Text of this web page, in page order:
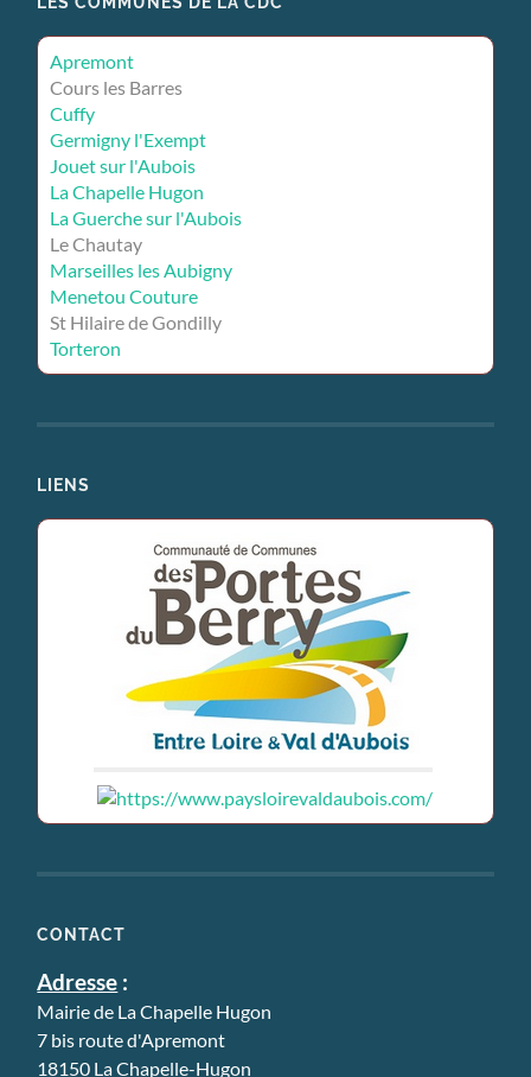
Apremont
Cours les Barres
Cuffy
Germigny l'Exempt
Jouet sur l'Aubois
La Chapelle Hugon
La Guerche sur l'Aubois
Le Chautay
Marseilles les Aubigny
Menetou Couture
St Hilaire de Gondilly
Torteron
LIENS
CONTACT
Adresse :
Mairie de La Chapelle Hugon
7 bis route d'Apremont
18150 La Chapelle-Hugon